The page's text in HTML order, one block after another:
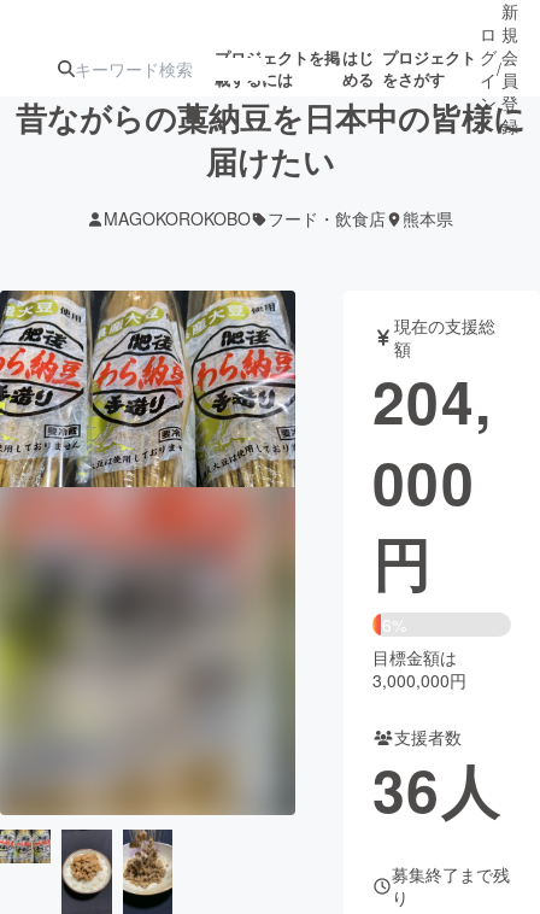
プロジェクトを掲
載するには
はじ
める
プロジェクト
をさがす
ターン
ジェクト
募集終了が近いプ
ロジェクト
されます
アート・写真 音楽
テクノロジー・ガジェット ゲーム・サ
映像・映画
CAMPFIRE Creation
コミュニティ
ロ
グ
イ
ン
/
新
規
会
員
登
録
昔ながらの藁納豆を日本中の皆様に
届けたい
MAGOKOROKOBO フード・飲食店 熊本県
現在の支援総
額
204,
000
円
6%
目標金額は
3,000,000円
支援者数
36人
募集終了まで残
り